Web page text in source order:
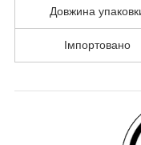
Довжина
Імпортовано